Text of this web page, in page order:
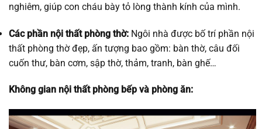
nghiêm, giúp con cháu bày tỏ lòng thành kính của mình.
Các phần nội thất phòng thờ: Ngôi nhà được bố trí phần nội
thất phòng thờ đẹp, ấn tượng bao gồm: bàn thờ, câu đối
cuốn thư, bàn cơm, sập thờ, thảm, tranh, bàn ghế…
Không gian nội thất phòng bếp và phòng ăn: